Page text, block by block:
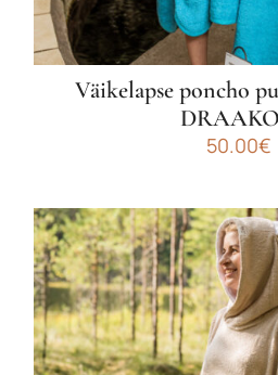
Väikelapse poncho
50.00€
on
mitu
varianti.
Valikuid
saab
teha